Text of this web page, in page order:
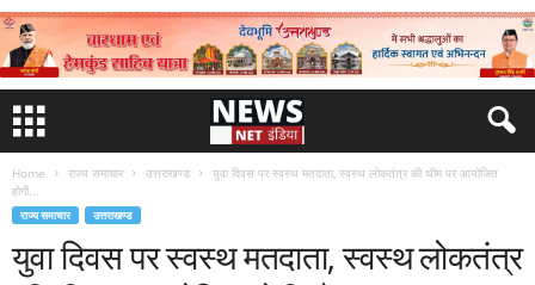
Home राज्य समाचार उत्तराखण्ड
युवा दिवस पर स्वस्थ मतदाता, स्वस्थ लोकतंत्र की थीम पर आयोजित
होगी...
राज्य समाचार उत्तराखण्ड
युवा दिवस पर स्वस्थ मतदाता, स्वस्थ लोकतंत्र